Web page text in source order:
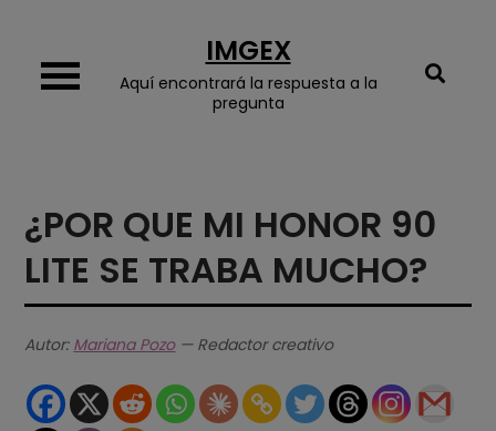
content
IMGEX
Aquí encontrará la respuesta a la
pregunta
¿POR QUE MI HONOR 90
LITE SE TRABA MUCHO?
Autor: Mariana Pozo— Redactor creativo